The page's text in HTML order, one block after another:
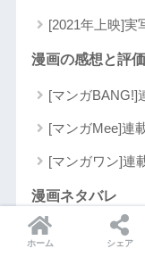
[2021年上映]実
漫画の感想と評価
[マンガBANG!]
[マンガMee]連
[マンガワン]連
漫画ネタバレ
[マンガBANG!]
ホーム シェア